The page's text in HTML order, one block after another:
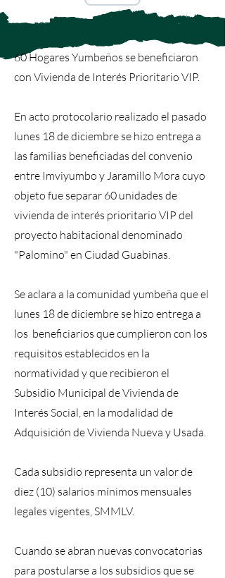
60 Hogares Yumbeños se beneficiaron
con Vivienda de Interés Prioritario VIP.
En acto protocolario realizado el pasado
lunes 18 de diciembre se hizo entrega a
las familias beneficiadas del convenio
entre Imviyumbo y Jaramillo Mora cuyo
objeto fue separar 60 unidades de
vivienda de interés prioritario VIP del
proyecto habitacional denominado
"Palomino" en Ciudad Guabinas.
Se aclara a la comunidad yumbeña que el
lunes 18 de diciembre se hizo entrega a
los beneficiarios que cumplieron con los
requisitos establecidos en la
normatividad y que recibieron el
Subsidio Municipal de Vivienda de
Interés Social, en la modalidad de
Adquisición de Vivienda Nueva y Usada.
Cada subsidio representa un valor de
diez (10) salarios mínimos mensuales
legales vigentes, SMMLV.
Cuando se abran nuevas convocatorias
para postularse a los subsidios que se